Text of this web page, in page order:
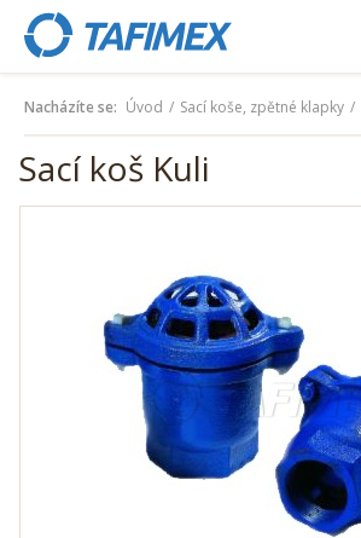
Nacházíte se: Úvod Sací koše, zpětné klapky
Sací koš Kuli